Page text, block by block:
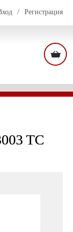
/ Регистрация
TC